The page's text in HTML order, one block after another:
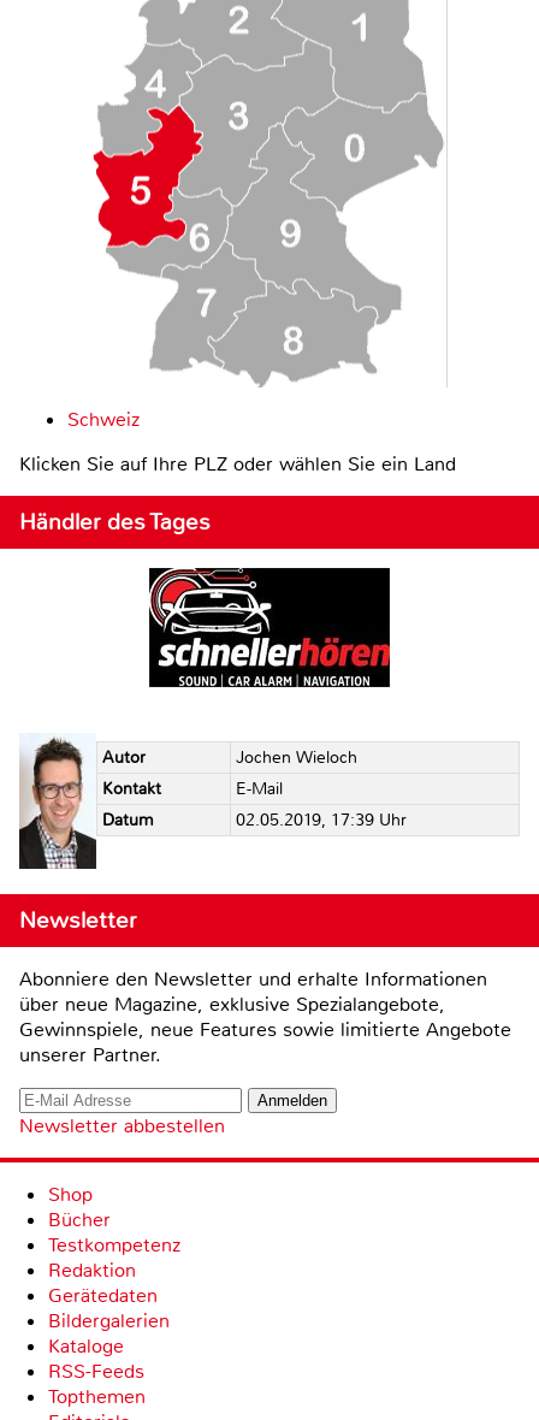
Schweiz
Klicken Sie auf Ihre PLZ oder wählen Sie ein Land
Händler des Tages
Autor
Jochen Wieloch
Kontakt
E-Mail
Datum
02.05.2019, 17:39 Uhr
Newsletter
Abonniere den Newsletter und erhalte Informationen
über neue Magazine, exklusive Spezialangebote,
Gewinnspiele, neue Features sowie limitierte Angebote
unserer Partner.
Newsletter abbestellen
Shop
Bücher
Testkompetenz
Redaktion
Gerätedaten
Bildergalerien
Kataloge
RSS-Feeds
Topthemen